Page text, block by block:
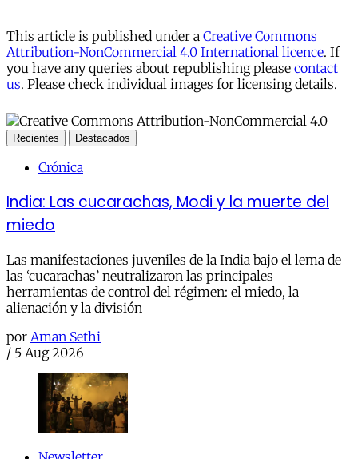
This article is published under a Creative Commons
Attribution-NonCommercial 4.0 International licence. If
you have any queries about republishing please contact
us. Please check individual images for licensing details.
Recientes Destacados
Crónica
India: Las cucarachas, Modi y la muerte del
miedo
Las manifestaciones juveniles de la India bajo el lema de
las ‘cucarachas’ neutralizaron las principales
herramientas de control del régimen: el miedo, la
alienación y la división
por Aman Sethi
/ 5 Aug 2026